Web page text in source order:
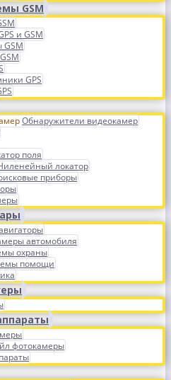
GSM
и GSM
GPS
Обнаружители видеокамер
поля
локатор
приборы
автомобиля
охраны
помощи
фотокамеры